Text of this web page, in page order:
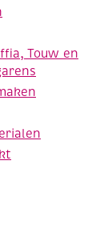
Touw en